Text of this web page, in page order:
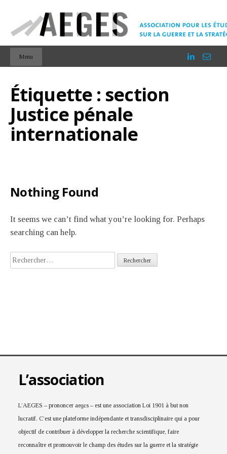
Menu
Étiquette : section
Justice pénale
internationale
Nothing Found
It seems we can’t find what you’re looking for. Perhaps
searching can help.
L’association
L’AEGES – prononcer aeɡɛs – est une association Loi 1901 à but non
lucratif. C’est une plateforme indépendante et transdisciplinaire qui a pour
objectif de contribuer à développer la recherche scientifique, faire
reconnaître et promouvoir le champ des études sur la guerre et la stratégie